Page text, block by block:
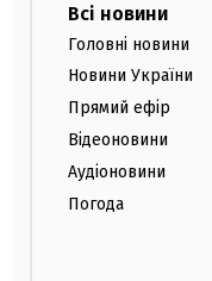
Всі новини
Головні новини
Новини України
Прямий ефір
Відеоновини
Аудіоновини
Погода